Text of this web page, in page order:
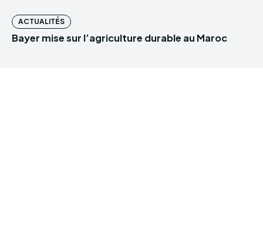
ACTUALITÉS
Bayer mise sur l’agriculture durable au Maroc